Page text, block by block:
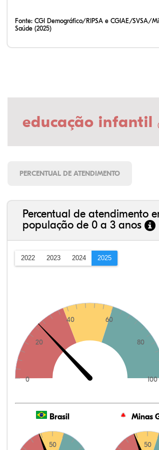
Fonte: CGI Demográfico/RIPSA e CGIAE/SVSA/
Saúde (2025)
educação infantil (
PERCENTUAL DE ATENDIMENTO
Percentual de atendimento
população de 0 a 3 anos
2022 2023 2024 2025
0
20
40 60
80
100
Brasil
50
Minas
50